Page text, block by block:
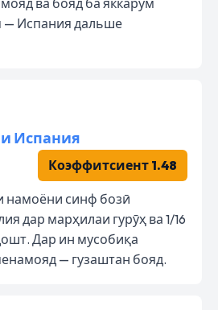
— Испания дальше
Испания
Коэффитсиент 1.48
намоёни синф бозӣ
дар марҳилаи гурӯҳ ва 1/16
Дар ин мусобиқа
— гузаштан бояд.